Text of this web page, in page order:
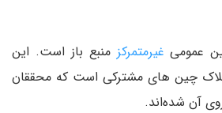
عمومی غیرمتمرکز منبع باز است. این
بلاک چین های مشترکی است که محققان
آن شده‌اند.